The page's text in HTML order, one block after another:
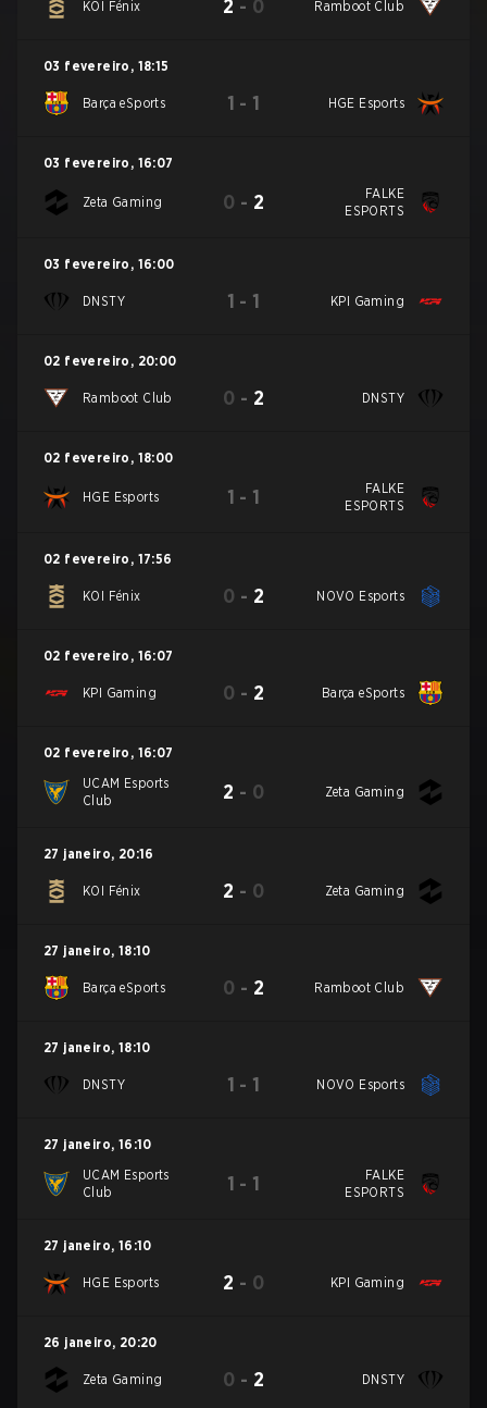
KOI Fénix 2 - 0 Ramboot Club
03 fevereiro , 18:15
Barça eSports 1 - 1 HGE Esports
03 fevereiro , 16:07
Zeta Gaming 0 - 2
FALKE
ESPORTS
03 fevereiro , 16:00
DNSTY 1 - 1 KPI Gaming
02 fevereiro , 20:00
Ramboot Club 0 - 2 DNSTY
02 fevereiro , 18:00
HGE Esports 1 - 1
FALKE
ESPORTS
02 fevereiro , 17:56
KOI Fénix 0 - 2 NOVO Esports
02 fevereiro , 16:07
KPI Gaming 0 - 2 Barça eSports
02 fevereiro , 16:07
UCAM Esports
Club
2 - 0 Zeta Gaming
27 janeiro, 20:16
KOI Fénix 2 - 0 Zeta Gaming
27 janeiro, 18:10
Barça eSports 0 - 2 Ramboot Club
27 janeiro, 18:10
DNSTY 1 - 1 NOVO Esports
27 janeiro, 16:10
UCAM Esports
Club
1 - 1
FALKE
ESPORTS
27 janeiro, 16:10
HGE Esports 2 - 0 KPI Gaming
26 janeiro, 20:20
Zeta Gaming 0 - 2 DNSTY